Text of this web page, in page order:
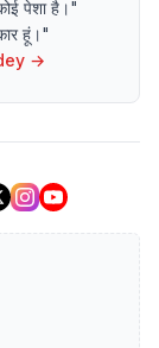
पेशा है।"
हूं।"
→